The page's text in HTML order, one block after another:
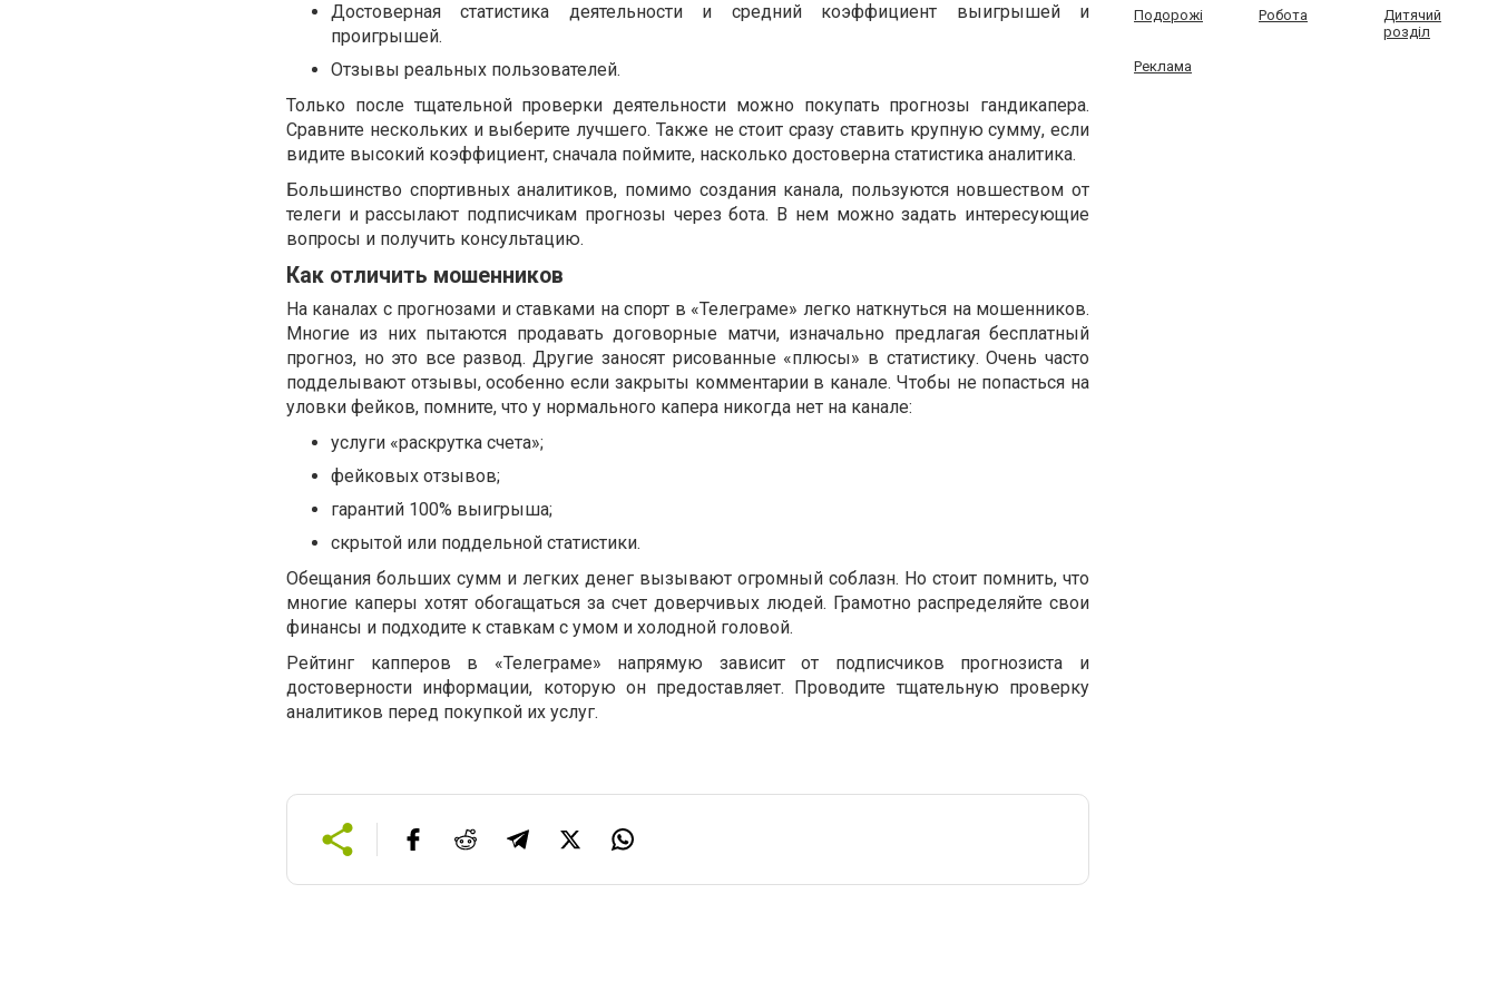
Достоверная статистика деятельности и средний коэффициент выигрышей и
проигрышей.
Отзывы реальных пользователей.
Только после тщательной проверки деятельности можно покупать прогнозы гандикапера.
Сравните нескольких и выберите лучшего. Также не стоит сразу ставить крупную сумму, если
видите высокий коэффициент, сначала поймите, насколько достоверна статистика аналитика.
Большинство спортивных аналитиков, помимо создания канала, пользуются новшеством от
телеги и рассылают подписчикам прогнозы через бота. В нем можно задать интересующие
вопросы и получить консультацию.
Как отличить мошенников
На каналах с прогнозами и ставками на спорт в «Телеграме» легко наткнуться на мошенников.
Многие из них пытаются продавать договорные матчи, изначально предлагая бесплатный
прогноз, но это все развод. Другие заносят рисованные «плюсы» в статистику. Очень часто
подделывают отзывы, особенно если закрыты комментарии в канале. Чтобы не попасться на
уловки фейков, помните, что у нормального капера никогда нет на канале:
услуги «раскрутка счета»;
фейковых отзывов;
гарантий 100% выигрыша;
скрытой или поддельной статистики.
Обещания больших сумм и легких денег вызывают огромный соблазн. Но стоит помнить, что
многие каперы хотят обогащаться за счет доверчивых людей. Грамотно распределяйте свои
финансы и подходите к ставкам с умом и холодной головой.
Рейтинг капперов в «Телеграме» напрямую зависит от подписчиков прогнозиста и
достоверности информации, которую он предоставляет. Проводите тщательную проверку
аналитиков перед покупкой их услуг.
Подорожі Робота
Дитячий
розділ
Реклама